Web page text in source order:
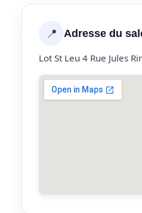
📍 Adresse du
Lot St Leu 4 Rue Jules